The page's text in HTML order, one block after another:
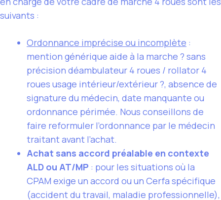
suivants :
Ordonnance imprécise ou incomplète :
mention générique aide à la marche ? sans
précision déambulateur 4 roues / rollator 4
roues usage intérieur/extérieur ?, absence de
signature du médecin, date manquante ou
ordonnance périmée. Nous conseillons de
faire reformuler l’ordonnance par le médecin
traitant avant l’achat.
Achat sans accord préalable en contexte
ALD ou AT/MP : pour les situations où la
CPAM exige un accord ou un Cerfa spécifique
(accident du travail, maladie professionnelle),